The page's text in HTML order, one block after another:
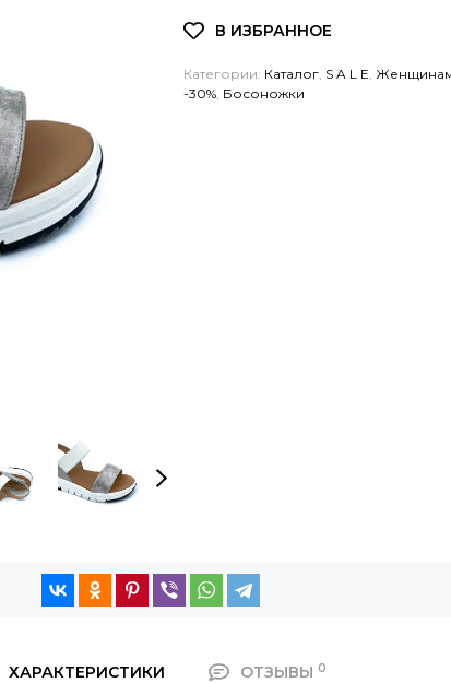
Категории: Каталог, S A L E,
-30%, Босоножки
ХАРАКТЕРИСТИКИ ОТЗЫВЫ 0